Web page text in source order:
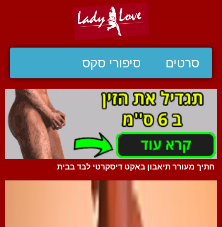
סרטים סיפורי סקס
חתיך מעורר תיאבון באקט דיסקרטי לבד בבית